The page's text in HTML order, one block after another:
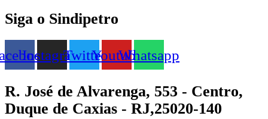
Siga o Sindipetro
InstagramTwitterYoutubeWhatsapp
R. José de Alvarenga, 553 - Centro,
Duque de Caxias - RJ,25020-140